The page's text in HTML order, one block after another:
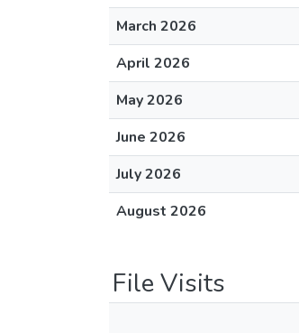
March 2026
April 2026
May 2026
June 2026
July 2026
August 2026
File Visits